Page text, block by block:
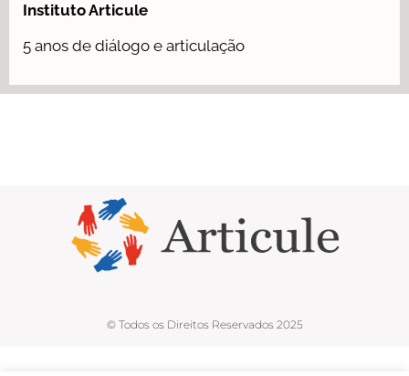
Instituto Articule
5 anos de diálogo e articulação
© Todos os Direitos Reservados 2025